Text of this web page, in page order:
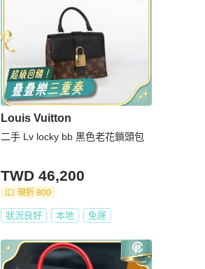
Louis Vuitton
二手 Lv locky bb 黑色老花鎖頭包
TWD 46,200
現折 800
狀況良好 本地 免運